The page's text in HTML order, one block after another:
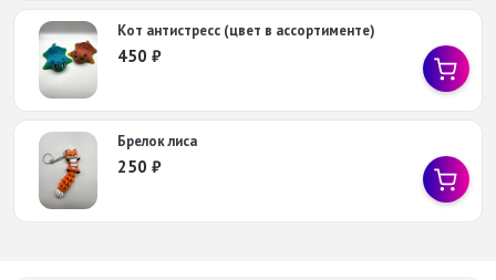
Кот антистресс (цвет в ассортименте)
450 ₽
Брелок лиса
250 ₽